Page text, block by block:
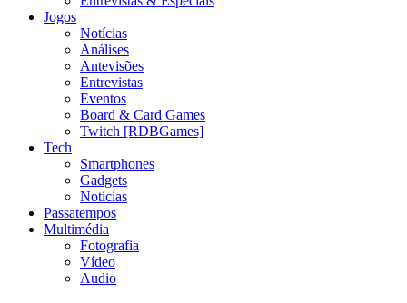
Jogos
Notícias
Análises
Antevisões
Entrevistas
Eventos
Board & Card Games
Twitch [RDBGames]
Tech
Smartphones
Gadgets
Notícias
Passatempos
Multimédia
Fotografia
Vídeo
Audio